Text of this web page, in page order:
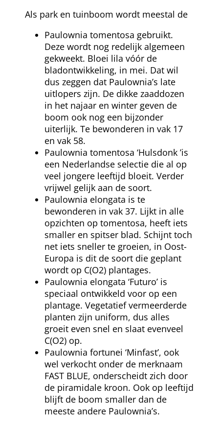
Als park en tuinboom wordt meestal de
Paulownia tomentosa gebruikt.
Deze wordt nog redelijk algemeen
gekweekt. Bloei lila vóór de
bladontwikkeling, in mei. Dat wil
dus zeggen dat Paulownia’s late
uitlopers zijn. De dikke zaaddozen
in het najaar en winter geven de
boom ook nog een bijzonder
uiterlijk. Te bewonderen in vak 17
en vak 58.
Paulownia tomentosa ‘Hulsdonk ’is
een Nederlandse selectie die al op
veel jongere leeftijd bloeit. Verder
vrijwel gelijk aan de soort.
Paulownia elongata is te
bewonderen in vak 37. Lijkt in alle
opzichten op tomentosa, heeft iets
smaller en spitser blad. Schijnt toch
net iets sneller te groeien, in Oost-
Europa is dit de soort die geplant
wordt op C(O2) plantages.
Paulownia elongata ‘Futuro’ is
speciaal ontwikkeld voor op een
plantage. Vegetatief vermeerderde
planten zijn uniform, dus alles
groeit even snel en slaat evenveel
C(O2) op.
Paulownia fortunei ‘Minfast’, ook
wel verkocht onder de merknaam
FAST BLUE, onderscheidt zich door
de piramidale kroon. Ook op leeftijd
blijft de boom smaller dan de
meeste andere Paulownia’s.